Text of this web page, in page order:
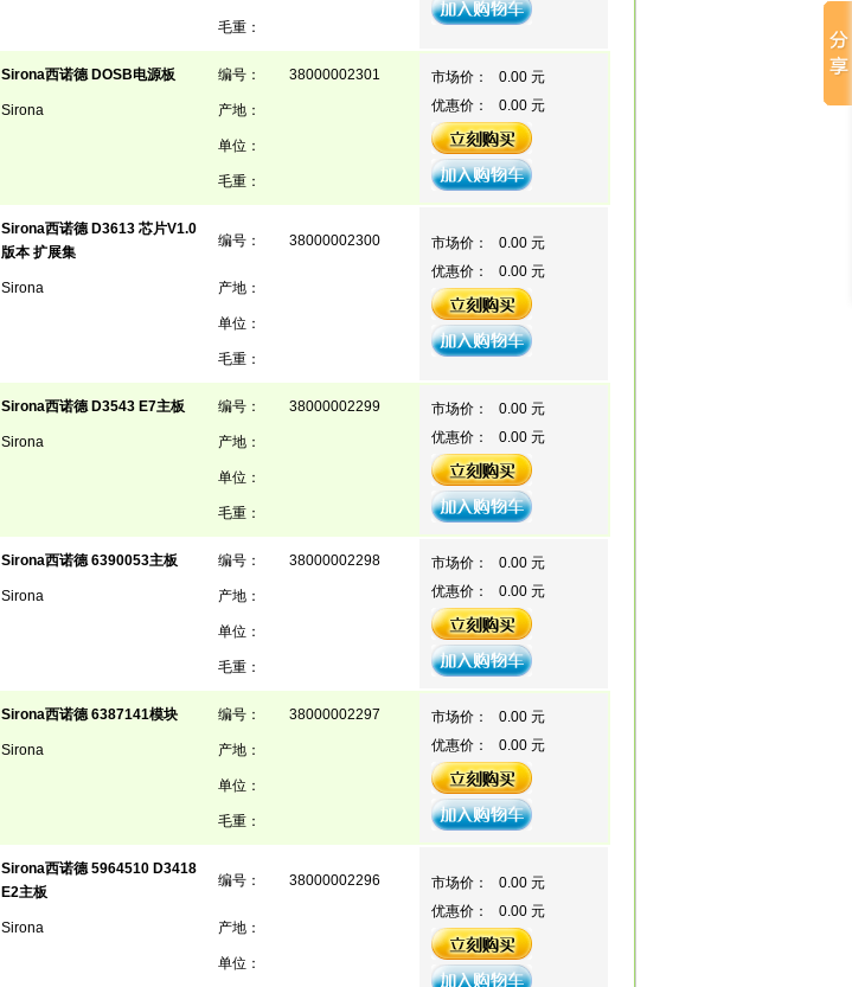
毛重：
Sirona西诺德 DOSB电源板 编号： 38000002301
Sirona 产地：
单位：
毛重：
市场价：
0.00 元
优惠价：
0.00 元
Sirona西诺德 D3613 芯片V1.0
版本 扩展集
编号： 38000002300
Sirona 产地：
单位：
毛重：
市场价：
0.00 元
优惠价：
0.00 元
Sirona西诺德 D3543 E7主板 编号： 38000002299
Sirona 产地：
单位：
毛重：
市场价：
0.00 元
优惠价：
0.00 元
Sirona西诺德 6390053主板 编号： 38000002298
Sirona 产地：
单位：
毛重：
市场价：
0.00 元
优惠价：
0.00 元
Sirona西诺德 6387141模块 编号： 38000002297
Sirona 产地：
单位：
毛重：
市场价：
0.00 元
优惠价：
0.00 元
Sirona西诺德 5964510 D3418
E2主板
编号： 38000002296
Sirona 产地：
单位：
市场价：
0.00 元
优惠价：
0.00 元